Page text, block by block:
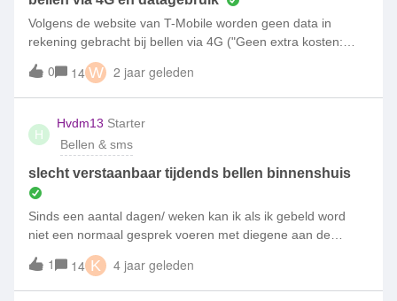
Volgens de website van T-Mobile worden geen data in
rekening gebracht bij bellen via 4G ("Geen extra kosten:
bellen via 4G gaat van je belbundel en gebruikt geen
data").Volgens de klantenservice van Simpel gaat het wel
van je data af.Is dat Simpelweg andere beleid, of een fout
van Simpel?Ik had nadat ik geen data meer had een kort
telefoontje gepleegd (binnen Nederland), waarvoor ik nu
een rekening krijg van €40
0 14 W 2 jaar geleden
H
Hvdm13 Starter
Bellen & sms
slecht verstaanbaar tijdends bellen binnenshuis
Sinds een aantal dagen/ weken kan ik als ik gebeld word
niet een normaal gesprek voeren met diegene aan de
andere kant van de lijn, omdat diegene mij slecht of niet
verstaat. Mijn partner heeft ook last van dit probleem zit
ook bij simpel. Waar zou dit aankunnen liggen? Mvg
1 14 K 4 jaar geleden